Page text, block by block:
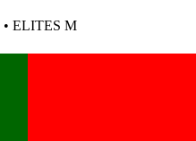
• ELITES M